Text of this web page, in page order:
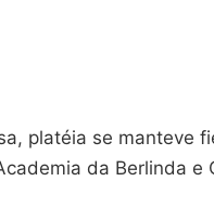
platéia se manteve
da Berlinda e